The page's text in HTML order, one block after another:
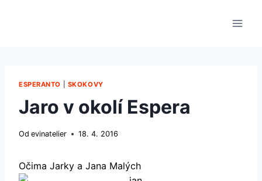
ESPERANTO SKOKOVY
Jaro v okolí Espera
Od evinatelier 18. 4. 2016
Očima Jarky a Jana Malých